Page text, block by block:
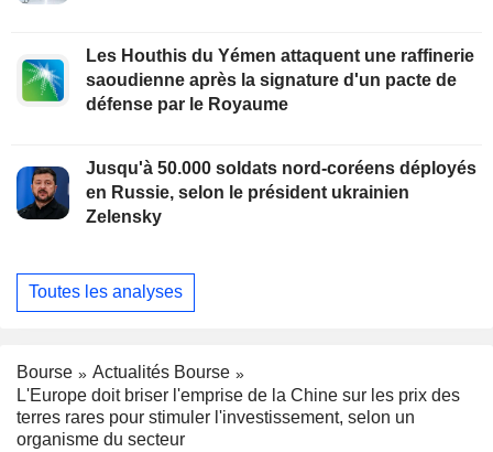
Les Houthis du Yémen attaquent une raffinerie
saoudienne après la signature d'un pacte de
défense par le Royaume
Jusqu'à 50.000 soldats nord-coréens déployés
en Russie, selon le président ukrainien
Zelensky
Toutes les analyses
Bourse
Actualités Bourse
L'Europe doit briser l'emprise de la Chine sur les prix des
terres rares pour stimuler l'investissement, selon un
organisme du secteur